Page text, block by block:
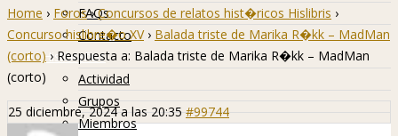
FAQs
Contacto
Hislibreños
Actividad
Grupos
Miembros
Home › Foros › Concursos de relatos hist�ricos Hislibris ›
Concurso hislibre�o XV › Balada triste de Marika R�kk – MadMan
(corto) › Respuesta a: Balada triste de Marika R�kk – MadMan
(corto)
25 diciembre, 2024 a las 20:35 #99744